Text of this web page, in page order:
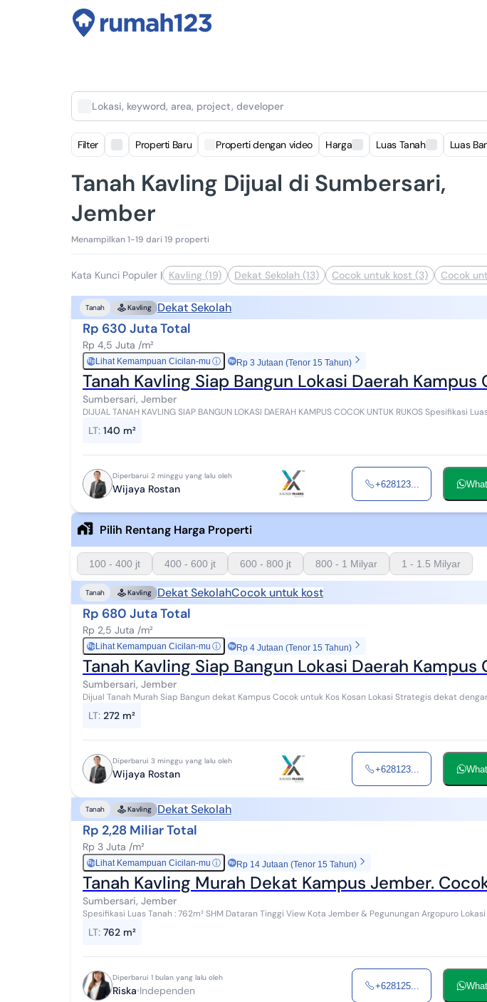
Lokasi, keyword, area, project, developer
Filter Properti Baru Properti dengan video Harga Luas Tanah Luas
Tanah Kavling Dijual di Sumbersari,
Jember
Menampilkan 1-19 dari 19 properti
Kata Kunci Populer | Kavling (19) Dekat Sekolah (13) Cocok untuk kost (3) Cocok
Tanah Kavling Dekat Sekolah
Rp 630 Juta Total
Rp 4,5 Juta /m²
RpLihat Kemampuan Cicilan-mu ⓘ Rp 3 Jutaan (Tenor 15 Tahun)
Tanah Kavling Siap Bangun Lokasi Daerah Kampus
Sumbersari, Jember
DIJUAL TANAH KAVLING SIAP BANGUN LOKASI DAERAH KAMPUS COCOK UNTUK RUKOS Spesifikasi Luas Tanah
LT: 140 m²
Diperbarui 2 minggu yang lalu oleh
Wijaya Rostan +628123...
Pilih Rentang Harga Properti
100 - 400 jt 400 - 600 jt 600 - 800 jt 800 - 1 Milyar 1 - 1.5 Milyar
Tanah Kavling Dekat SekolahCocok untuk kost
Rp 680 Juta Total
Rp 2,5 Juta /m²
RpLihat Kemampuan Cicilan-mu ⓘ Rp 4 Jutaan (Tenor 15 Tahun)
Tanah Kavling Siap Bangun Lokasi Daerah Kampus
Sumbersari, Jember
Dijual Tanah Murah Siap Bangun dekat Kampus Cocok untuk Kos Kosan Lokasi Strategis dekat dengan SMA 1,
LT: 272 m²
Diperbarui 3 minggu yang lalu oleh
Wijaya Rostan +628123...
Tanah Kavling Dekat Sekolah
Rp 2,28 Miliar Total
Rp 3 Juta /m²
RpLihat Kemampuan Cicilan-mu ⓘ Rp 14 Jutaan (Tenor 15 Tahun)
Tanah Kavling Murah Dekat Kampus Jember.
Sumbersari, Jember
Spesifikasi Luas Tanah : 762m² SHM Dataran Tinggi View Kota Jember & Pegunungan Argopuro
LT: 762 m²
Diperbarui 1 bulan yang lalu oleh
Riska Independen +628125...